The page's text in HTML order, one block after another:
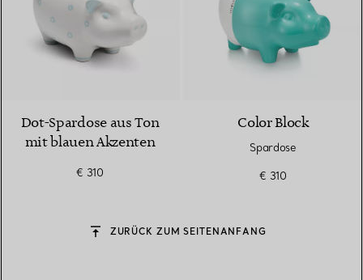
Dot-Spardose aus Ton
mit blauen Akzenten
€ 310
Color Block
Spardose
€ 310
ZURÜCK ZUM SEITENANFANG